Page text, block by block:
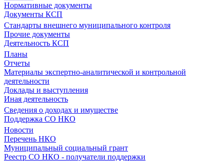
Нормативные документы
Документы КСП
Стандарты внешнего муниципального контроля
Прочие документы
Деятельность КСП
Планы
Отчеты
Материалы экспертно-аналитической и контрольной
деятельности
Доклады и выступления
Иная деятельность
Сведения о доходах и имуществе
Поддержка СО НКО
Новости
Перечень НКО
Муниципальный социальный грант
Реестр СО НКО - получатели поддержки